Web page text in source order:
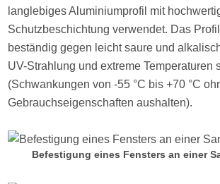
langlebiges Aluminiumprofil mit
Schutzbeschichtung verwendet. Das
beständig gegen leicht saure und
UV-Strahlung und extreme Temperaturen
(Schwankungen von -55 °C bis +70 °C
Gebrauchseigenschaften aushalten).
Befestigung eines Fensters an einer